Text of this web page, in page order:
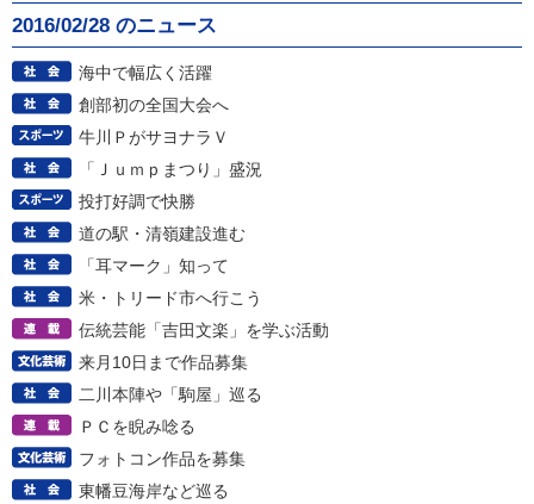
2016/02/28 のニュース
海中で幅広く活躍
創部初の全国大会へ
牛川ＰがサヨナラＶ
「Ｊｕｍｐまつり」盛況
投打好調で快勝
道の駅・清嶺建設進む
「耳マーク」知って
米・トリード市へ行こう
伝統芸能「吉田文楽」を学ぶ活動
来月10日まで作品募集
二川本陣や「駒屋」巡る
ＰＣを睨み唸る
フォトコン作品を募集
東幡豆海岸など巡る